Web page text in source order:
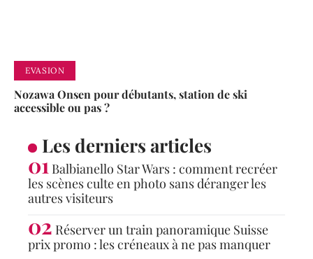
EVASION
Nozawa Onsen pour débutants, station de ski
accessible ou pas ?
Les derniers articles
Balbianello Star Wars : comment recréer
les scènes culte en photo sans déranger les
autres visiteurs
Réserver un train panoramique Suisse
prix promo : les créneaux à ne pas manquer